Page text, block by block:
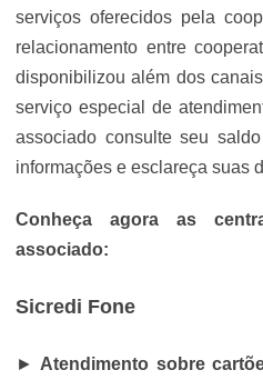
serviços oferecidos pela
relacionamento entre
disponibilizou além dos
serviço especial de
associado consulte seu
informações e esclareça suas
Conheça agora as
associado:
Sicredi Fone
► Atendimento sobre